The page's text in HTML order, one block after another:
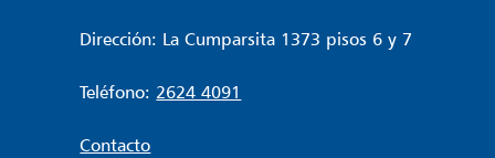
Dirección: La Cumparsita 1373 pisos 6 y 7
Teléfono: 2624 4091
Contacto